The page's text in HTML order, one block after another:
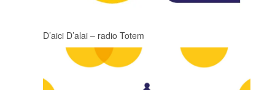
D’aici D’alai – radio Totem